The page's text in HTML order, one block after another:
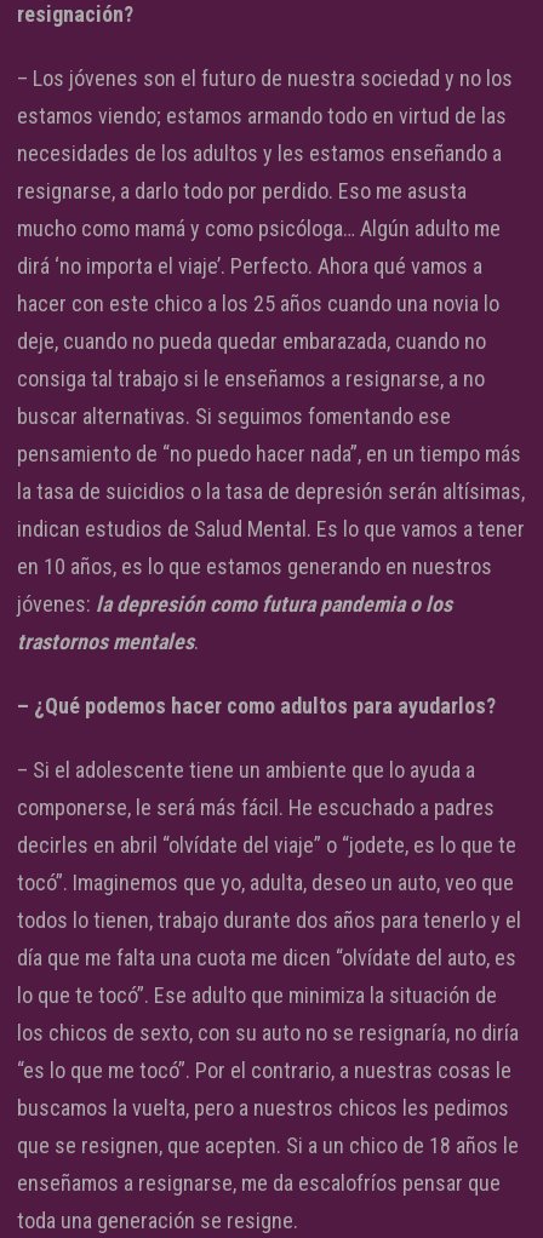
resignación?
– Los jóvenes son el futuro de nuestra sociedad y no los
estamos viendo; estamos armando todo en virtud de las
necesidades de los adultos y les estamos enseñando a
resignarse, a darlo todo por perdido. Eso me asusta
mucho como mamá y como psicóloga… Algún adulto me
dirá ‘no importa el viaje’. Perfecto. Ahora qué vamos a
hacer con este chico a los 25 años cuando una novia lo
deje, cuando no pueda quedar embarazada, cuando no
consiga tal trabajo si le enseñamos a resignarse, a no
buscar alternativas. Si seguimos fomentando ese
pensamiento de “no puedo hacer nada”, en un tiempo más
la tasa de suicidios o la tasa de depresión serán altísimas,
indican estudios de Salud Mental. Es lo que vamos a tener
en 10 años, es lo que estamos generando en nuestros
jóvenes: la depresión como futura pandemia o los
trastornos mentales.
– ¿Qué podemos hacer como adultos para ayudarlos?
– Si el adolescente tiene un ambiente que lo ayuda a
componerse, le será más fácil. He escuchado a padres
decirles en abril “olvídate del viaje” o “jodete, es lo que te
tocó”. Imaginemos que yo, adulta, deseo un auto, veo que
todos lo tienen, trabajo durante dos años para tenerlo y el
día que me falta una cuota me dicen “olvídate del auto, es
lo que te tocó”. Ese adulto que minimiza la situación de
los chicos de sexto, con su auto no se resignaría, no diría
“es lo que me tocó”. Por el contrario, a nuestras cosas le
buscamos la vuelta, pero a nuestros chicos les pedimos
que se resignen, que acepten. Si a un chico de 18 años le
enseñamos a resignarse, me da escalofríos pensar que
toda una generación se resigne.